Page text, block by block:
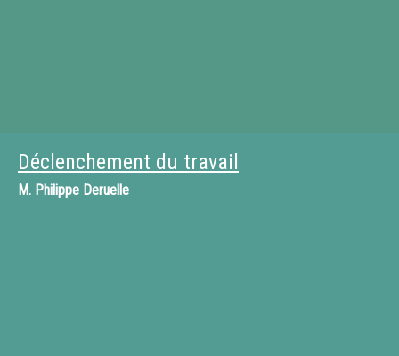
Déclenchement du travail
M. Philippe Deruelle